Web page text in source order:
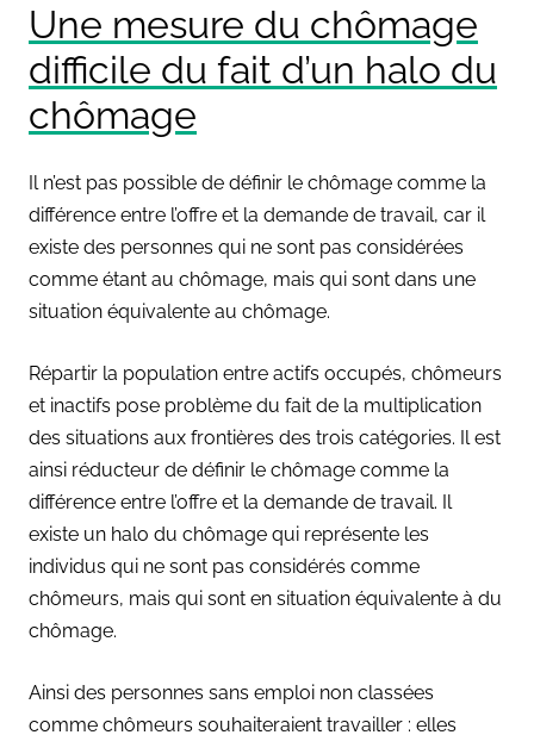
Une mesure du chômage
difficile du fait d’un halo du
chômage
Il n’est pas possible de définir le chômage comme la
différence entre l’offre et la demande de travail, car il
existe des personnes qui ne sont pas considérées
comme étant au chômage, mais qui sont dans une
situation équivalente au chômage.
Répartir la population entre actifs occupés, chômeurs
et inactifs pose problème du fait de la multiplication
des situations aux frontières des trois catégories. Il est
ainsi réducteur de définir le chômage comme la
différence entre l’offre et la demande de travail. Il
existe un halo du chômage qui représente les
individus qui ne sont pas considérés comme
chômeurs, mais qui sont en situation équivalente à du
chômage.
Ainsi des personnes sans emploi non classées
comme chômeurs souhaiteraient travailler : elles